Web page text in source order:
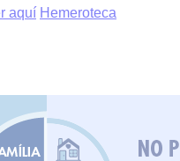
aquí Hemeroteca